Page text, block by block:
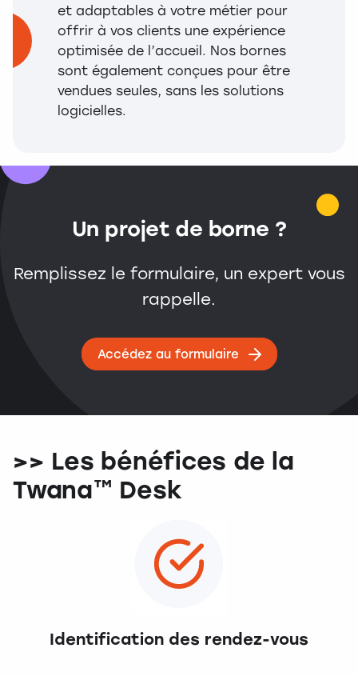
et adaptables à votre métier pour
offrir à vos clients une expérience
optimisée de l’accueil. Nos bornes
sont également conçues pour être
vendues seules, sans les solutions
logicielles.
Un projet de borne ?
Remplissez le formulaire, un expert vous
rappelle.
Accédez au formulaire
>> Les bénéfices de la
Twana™ Desk
Identification des rendez-vous